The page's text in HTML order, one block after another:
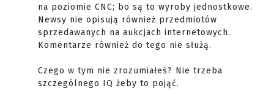
na poziomie CNC; bo są to wyroby jednostkowe.
Newsy nie opisują również przedmiotów
sprzedawanych na aukcjach internetowych.
Komentarze również do tego nie służą.
Czego w tym nie zrozumiałeś? Nie trzeba
szczególnego IQ żeby to pojąć.